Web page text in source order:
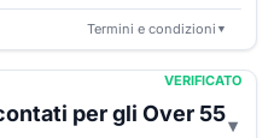
Termini e condizioni ▼
VERIFICATO
per gli Over 55